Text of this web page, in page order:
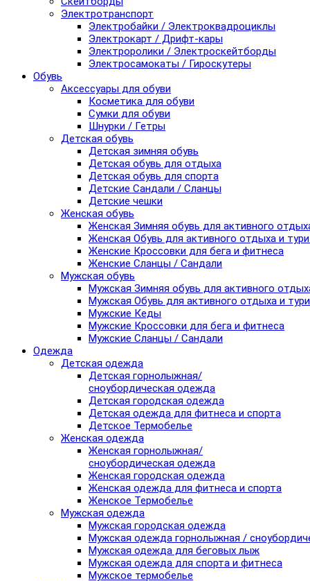
Электротранспорт
Электробайки / Электроквадроциклы
Электрокарт / Дрифт-кары
Электроролики / Электроскейтборды
Электросамокаты / Гироскутеры
Обувь
Аксессуары для обуви
Косметика для обуви
Сумки для обуви
Шнурки / Гетры
Детская обувь
Детская зимняя обувь
Детская обувь для отдыха
Детская обувь для спорта
Детские Сандали / Сланцы
Детские чешки
Женская обувь
Женская Зимняя обувь для активного
Женская Обувь для активного отдыха и
Женские Кроссовки для бега и фитнеса
Женские Сланцы / Сандали
Мужская обувь
Мужская Зимняя обувь для активного
Мужская Обувь для активного отдыха и
Мужские Кеды
Мужские Кроссовки для бега и фитнеса
Мужские Сланцы / Сандали
Одежда
Детская одежда
Детская горнолыжная/
сноубордическая одежда
Детская городская одежда
Детская одежда для фитнеса и спорта
Детское Термобелье
Женская одежда
Женская горнолыжная/
сноубордическая одежда
Женская городская одежда
Женская одежда для фитнеса и спорта
Женское Термобелье
Мужская одежда
Мужская городская одежда
Мужская одежда горнолыжная /
Мужская одежда для беговых лыж
Мужская одежда для спорта и фитнеса
Мужское термобелье